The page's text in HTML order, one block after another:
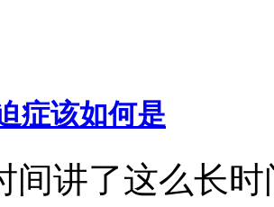
症该如何是
间讲了这么长